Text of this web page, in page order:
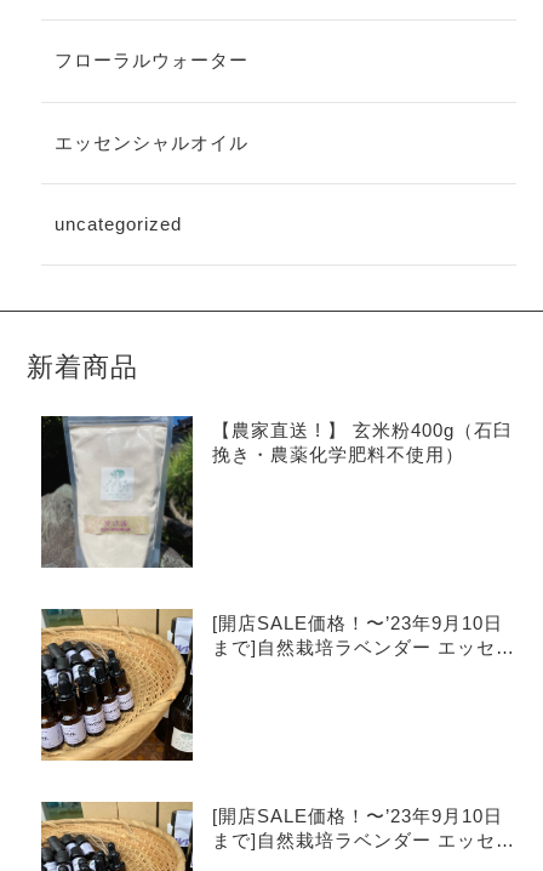
フローラルウォーター
エッセンシャルオイル
uncategorized
新着商品
【農家直送 ! 】 玄米粉400g（石臼
挽き・農薬化学肥料不使用）
[開店SALE価格！〜’23年9月10日
まで]自然栽培ラベンダー エッセン
[開店SALE価格！〜’23年9月10日
まで]自然栽培ラベンダー エッセン